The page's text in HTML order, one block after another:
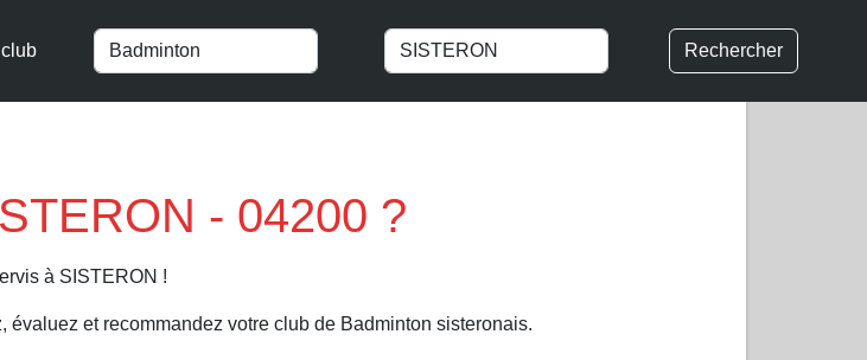
Rechercher
- 04200 ?
à SISTERON !
évaluez et recommandez votre club de Badminton sisteronais.